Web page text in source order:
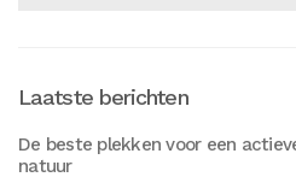
Laatste berichten
De beste plekken voor een
natuur